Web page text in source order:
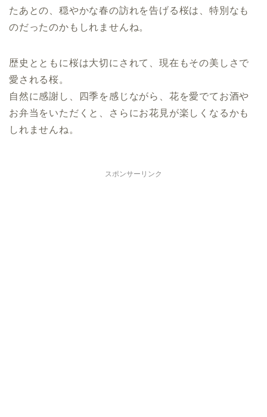
たあとの、穏やかな春の訪れを告げる桜は、特別なも
のだったのかもしれませんね。
歴史とともに桜は大切にされて、現在もその美しさで
愛される桜。
自然に感謝し、四季を感じながら、花を愛でてお酒や
お弁当をいただくと、さらにお花見が楽しくなるかも
しれませんね。
スポンサーリンク